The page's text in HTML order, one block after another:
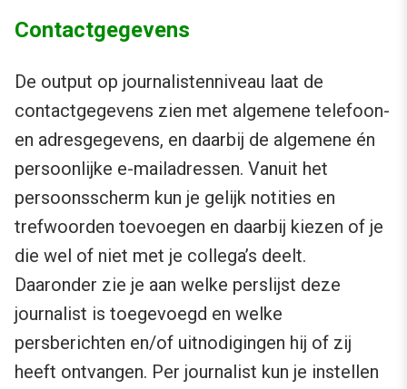
Contactgegevens
De output op journalistenniveau laat de
contactgegevens zien met algemene telefoon-
en adresgegevens, en daarbij de algemene én
persoonlijke e-mailadressen. Vanuit het
persoonsscherm kun je gelijk notities en
trefwoorden toevoegen en daarbij kiezen of je
die wel of niet met je collega’s deelt.
Daaronder zie je aan welke perslijst deze
journalist is toegevoegd en welke
persberichten en/of uitnodigingen hij of zij
heeft ontvangen. Per journalist kun je instellen